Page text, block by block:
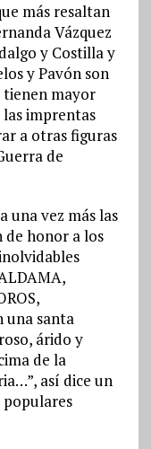
más resaltan
Vázquez
y Costilla y
y Pavón son
tienen mayor
imprentas
a otras figuras
de
una vez más las
de honor a los
una santa
árido y
de la
así dice un